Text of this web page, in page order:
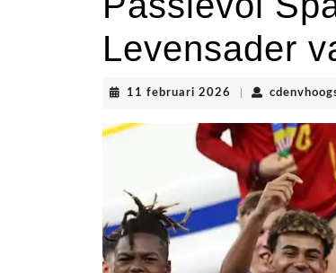
Levensader
11 februari 2026 11
2026